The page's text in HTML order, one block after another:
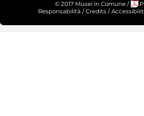
© 2017 Musei in Comune /
Responsabilità / Credits /